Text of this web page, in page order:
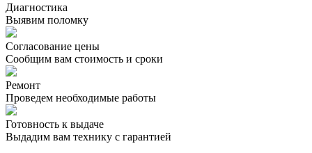
Диагностика
Выявим поломку
Согласование цены
Сообщим вам стоимость и сроки
Ремонт
Проведем необходимые работы
Готовность к выдаче
Выдадим вам технику с гарантией